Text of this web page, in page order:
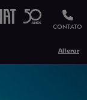
CONTATO
Alterar